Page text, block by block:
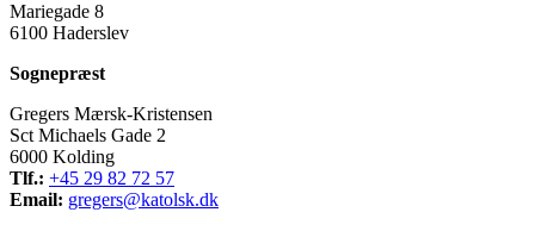
Mariegade 8
6100 Haderslev
Sognepræst
Gregers Mærsk-Kristensen
Sct Michaels Gade 2
6000 Kolding
Tlf.: +45 29 82 72 57
Email: gregers@katolsk.dk